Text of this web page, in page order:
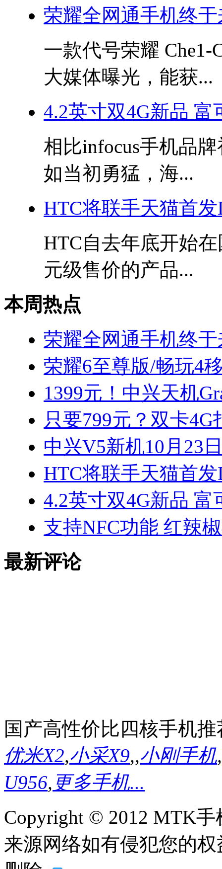
荣耀全网通手机终
一款代号荣耀
大媒体曝光，能获...
4.2英寸双4G新品
相比infocus手机品
如当初勇猛，海...
HTC将联手天猫首发
HTC自去年底开始
元级售价的产品...
本周热点
荣耀全网通手机终
荣耀6至尊版/畅玩4
1399元！中兴天机
只要799元？双卡
中兴V5新机10月23
HTC将联手天猫首发
4.2英寸双4G新品
支持NFC功能 红辣
最新评论
国产高性价比四核手机推
优米X2,小采X9,,小刚手机,
U956, 更多手机...
Copyright © 2012 MTK
来源网络如有侵犯您的